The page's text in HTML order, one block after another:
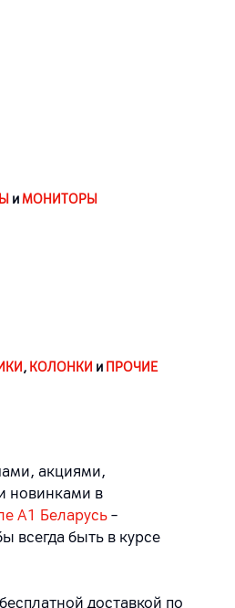
иМОНИТОРЫ
, КОЛОНКИ и ПРОЧИЕ
акциями,
новинками в
A1 Беларусь –
всегда быть в курсе
доставкой по